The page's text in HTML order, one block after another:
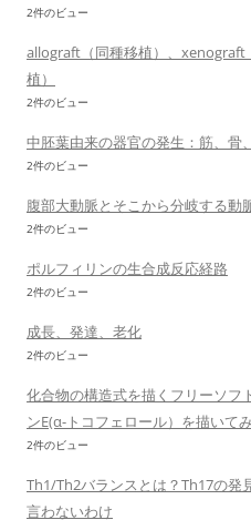
2件のビュー
allograft（同種移植）、xenograft
植）
2件のビュー
中胚葉由来の器官の発生：筋、骨
2件のビュー
腹部大動脈とそこから分岐する動
2件のビュー
ポルフィリンの生合成反応経路
2件のビュー
成長、発達、老化
2件のビュー
化合物の構造式を描くフリーソ
ンE(α-トコフェロール）を描いて
2件のビュー
Th1/Th2バランスとは？Th17の発
言わないわけ